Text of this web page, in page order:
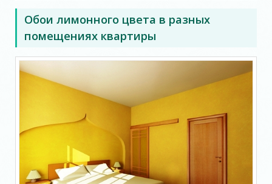
Обои лимонного цвета в разных
помещениях квартиры